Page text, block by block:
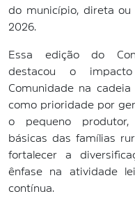
do município, direta
2026.
Essa edição do
destacou o
Comunidade na
como prioridade por
o pequeno produtor,
básicas das famílias
fortalecer a
ênfase na atividade
contínua.